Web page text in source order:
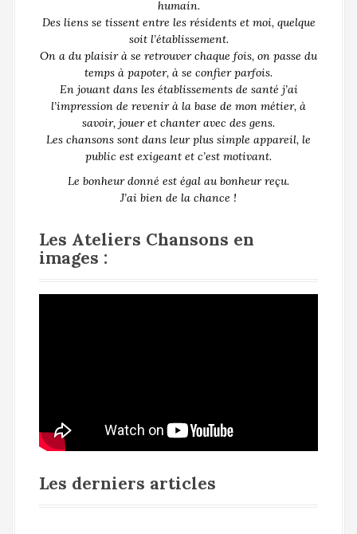
humain.
Des liens se tissent entre les résidents et moi, quelque
soit l’établissement.
On a du plaisir à se retrouver chaque fois, on passe du
temps à papoter, à se confier parfois.
En jouant dans les établissements de santé j’ai
l’impression de revenir à la base de mon métier, à
savoir, jouer et chanter avec des gens.
Les chansons sont dans leur plus simple appareil, le
public est exigeant et c’est motivant.
Le bonheur donné est égal au bonheur reçu.
J’ai bien de la chance !
Les Ateliers Chansons en
images :
Les derniers articles